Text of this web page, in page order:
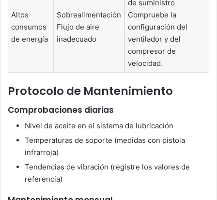
Altos
consumos
de energía
Sobrealimentación
Flujo de aire
inadecuado
de suministro
Compruebe la
configuración del
ventilador y del
compresor de
velocidad.
Protocolo de Mantenimiento
Comprobaciones diarias
Nivel de aceite en el sistema de lubricación
Temperaturas de soporte (medidas con pistola
infrarroja)
Tendencias de vibración (registre los valores de
referencia)